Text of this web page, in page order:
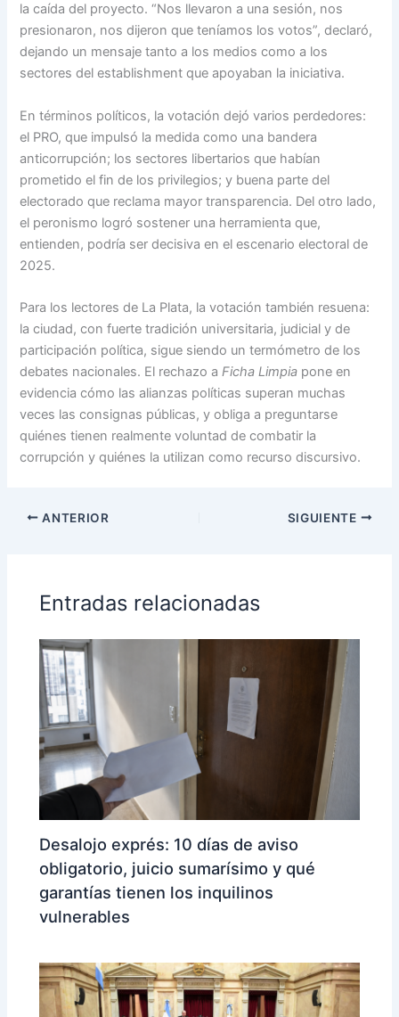
la caída del proyecto. “Nos llevaron a una sesión, nos
presionaron, nos dijeron que teníamos los votos”, declaró,
dejando un mensaje tanto a los medios como a los
sectores del establishment que apoyaban la iniciativa.
En términos políticos, la votación dejó varios perdedores:
el PRO, que impulsó la medida como una bandera
anticorrupción; los sectores libertarios que habían
prometido el fin de los privilegios; y buena parte del
electorado que reclama mayor transparencia. Del otro lado,
el peronismo logró sostener una herramienta que,
entienden, podría ser decisiva en el escenario electoral de
2025.
Para los lectores de La Plata, la votación también resuena:
la ciudad, con fuerte tradición universitaria, judicial y de
participación política, sigue siendo un termómetro de los
debates nacionales. El rechazo aFicha Limpia pone en
evidencia cómo las alianzas políticas superan muchas
veces las consignas públicas, y obliga a preguntarse
quiénes tienen realmente voluntad de combatir la
corrupción y quiénes la utilizan como recurso discursivo.
ANTERIOR SIGUIENTE
Entradas relacionadas
Desalojo exprés: 10 días de aviso
obligatorio, juicio sumarísimo y qué
garantías tienen los inquilinos
vulnerables